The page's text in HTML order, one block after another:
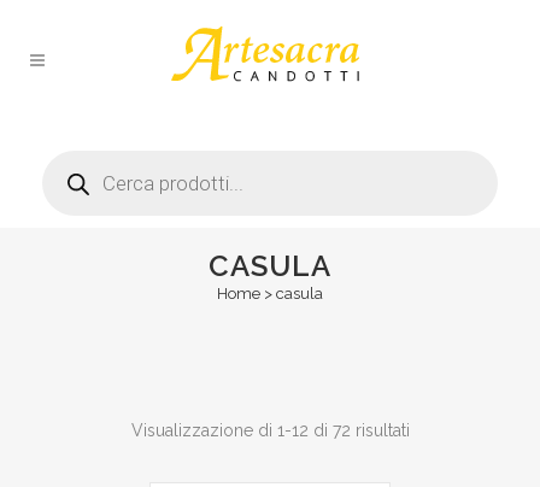
search
CASULA
Home > casula
Visualizzazione di 1-12 di 72 risultati